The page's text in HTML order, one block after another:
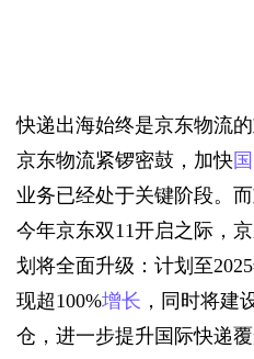
快递出海始终是京东物流
京东物流紧锣密鼓，加快
业务已经处于关键阶段。
今年京东双11开启之际，
划将全面升级：计划至
现超100%增长 ，同时将建
仓，进一步提升国际快递